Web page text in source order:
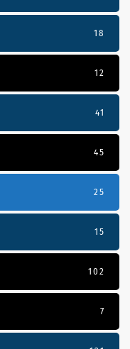
18
12
41
45
25
15
102
7